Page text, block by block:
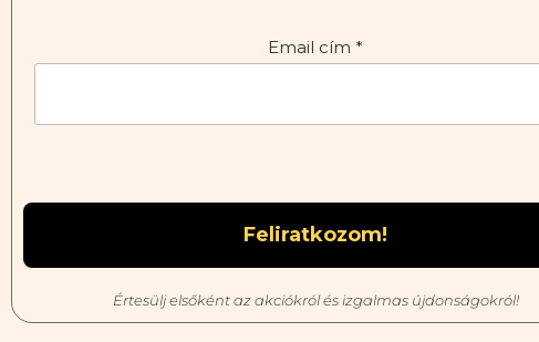
Email cím *
Értesülj elsőként az akciókról és izgalmas újdonságokról!